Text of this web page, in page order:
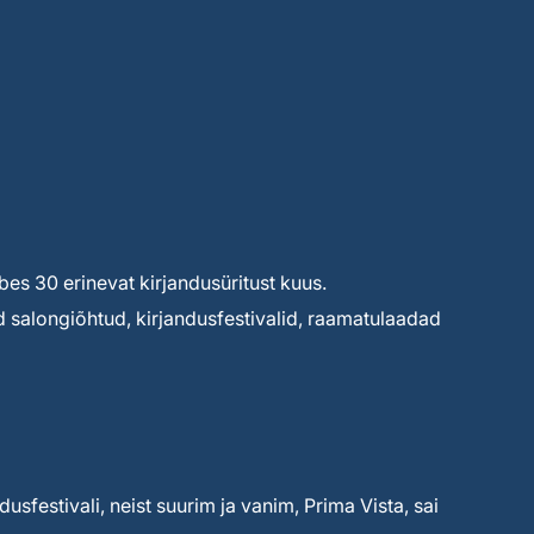
30 erinevat kirjandusüritust kuus.
salongiõhtud, kirjandusfestivalid, raamatulaadad
neist suurim ja vanim, Prima Vista, sai